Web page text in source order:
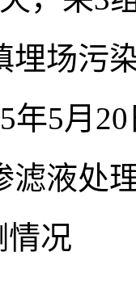
埋场污
年5月20
滤液处
情况